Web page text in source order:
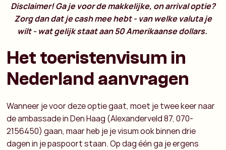
Disclaimer! Ga je voor de makkelijke, on arrival optie?
Zorg dan dat je cash mee hebt - van welke valuta je
wilt - wat gelijk staat aan 50 Amerikaanse dollars.
Het toeristenvisum in
Nederland aanvragen
Wanneer je voor deze optie gaat, moet je twee keer naar
de ambassade in Den Haag (Alexanderveld 87, 070-
2156450) gaan, maar heb je je visum ook binnen drie
dagen in je paspoort staan. Op dag één ga je ergens